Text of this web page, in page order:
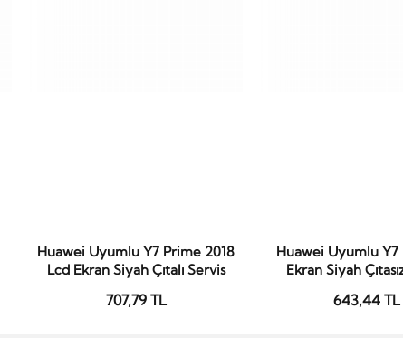
Sepete Ekle
Huawei Uyumlu Y7 Prime 2018
Lcd Ekran Siyah Çıtalı Servis
707,79 TL
Sepete Ekle
Huawei Uyumlu Y7
Ekran Siyah
643,44 TL